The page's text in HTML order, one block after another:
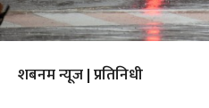
शबनम न्यूज | प्रतिनिधी